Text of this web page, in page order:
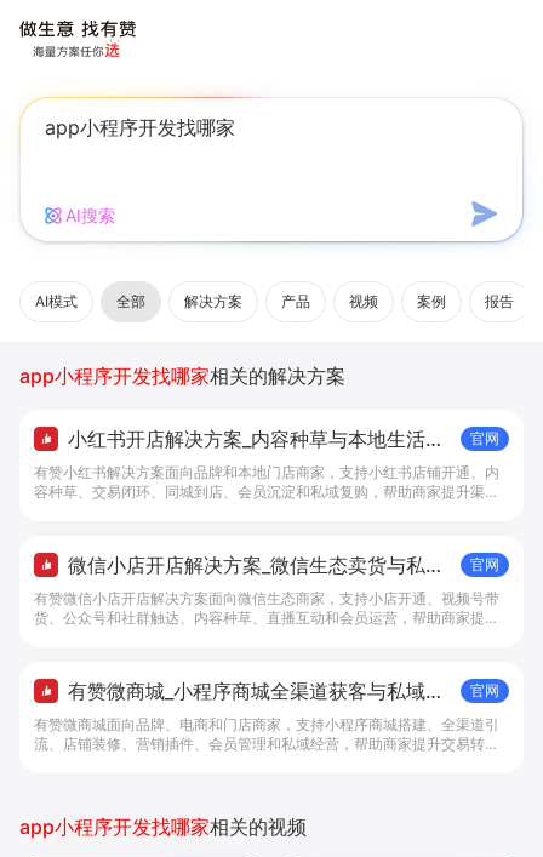
AI搜索
AI模式 全部 解决方案 产品 视频 案例 报告
app小程序开发找哪家相关的解决方案
小红书开店解决方案_内容种草与本地生活转
化工具 - 做生意, 找有赞
官网
有赞小红书解决方案面向品牌和本地门店商家，支持小红书店铺开通、内
容种草、交易闭环、同城到店、会员沉淀和私域复购，帮助商家提升渠道
微信小店开店解决方案_微信生态卖货与私域
经营 - 做生意, 找有赞
官网
有赞微信小店开店解决方案面向微信生态商家，支持小店开通、视频号带
货、公众号和社群触达、内容种草、直播互动和会员运营，帮助商家提升
有赞微商城_小程序商城全渠道获客与私域复
购工具 - 做生意, 找有赞
官网
有赞微商城面向品牌、电商和门店商家，支持小程序商城搭建、全渠道引
流、店铺装修、营销插件、会员管理和私域经营，帮助商家提升交易转化
app小程序开发找哪家相关的视频